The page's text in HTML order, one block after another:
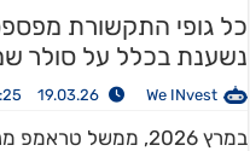
כל גופי התקשורת
נשענת בכלל על סולר שמחירו
We INvest
19.03.26 20:25
במרץ 2026, ממשל